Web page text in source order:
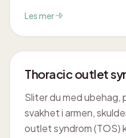
på med riktig
Trondheim er vi her
smertefri hverdag.
Les mer
Thoracic outlet
Sliter du med ubehag,
svakhet i armen,
outlet syndrom (TOS)